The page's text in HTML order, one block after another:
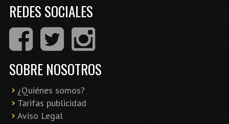
REDES SOCIALES
SOBRE NOSOTROS
¿Quiénes somos?
Tarifas publicidad
Aviso Legal